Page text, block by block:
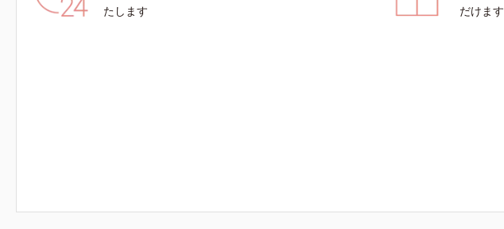
たします
だけます